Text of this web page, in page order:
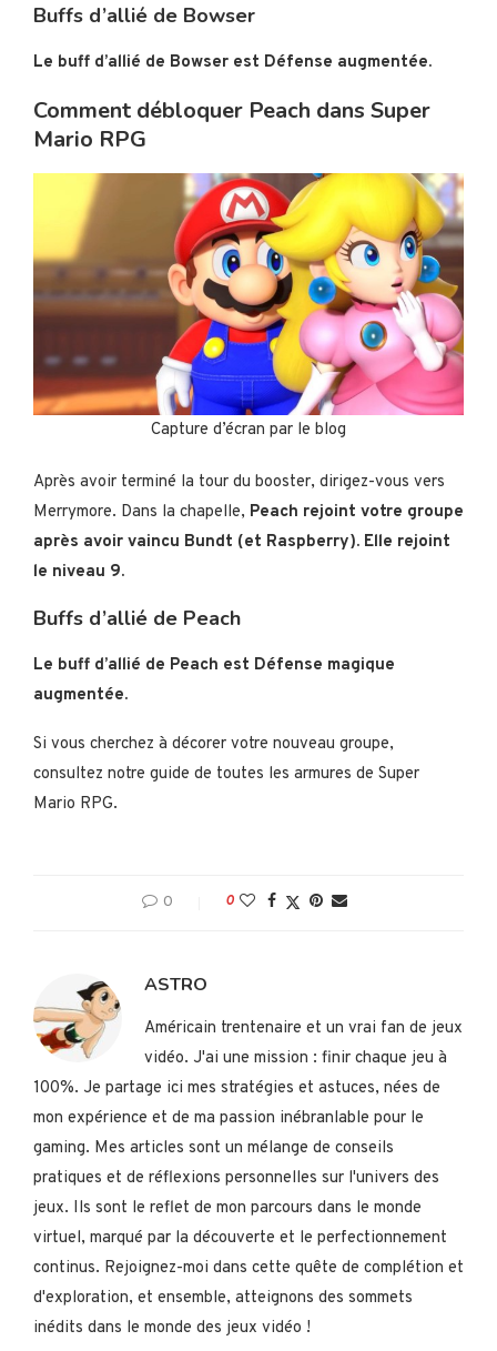
Buffs d’allié de Bowser
Le buff d’allié de Bowser est Défense augmentée.
Comment débloquer Peach dans Super
Mario RPG
Capture d’écran par le blog
Après avoir terminé la tour du booster, dirigez-vous vers
Merrymore. Dans la chapelle, Peach rejoint votre groupe
après avoir vaincu Bundt (et Raspberry). Elle rejoint
le niveau 9.
Buffs d’allié de Peach
Le buff d’allié de Peach est Défense magique
augmentée.
Si vous cherchez à décorer votre nouveau groupe,
consultez notre guide de toutes les armures de Super
Mario RPG.
0 0
ASTRO
Américain trentenaire et un vrai fan de jeux
vidéo. J'ai une mission : finir chaque jeu à
100%. Je partage ici mes stratégies et astuces, nées de
mon expérience et de ma passion inébranlable pour le
gaming. Mes articles sont un mélange de conseils
pratiques et de réflexions personnelles sur l'univers des
jeux. Ils sont le reflet de mon parcours dans le monde
virtuel, marqué par la découverte et le perfectionnement
continus. Rejoignez-moi dans cette quête de complétion et
d'exploration, et ensemble, atteignons des sommets
inédits dans le monde des jeux vidéo !